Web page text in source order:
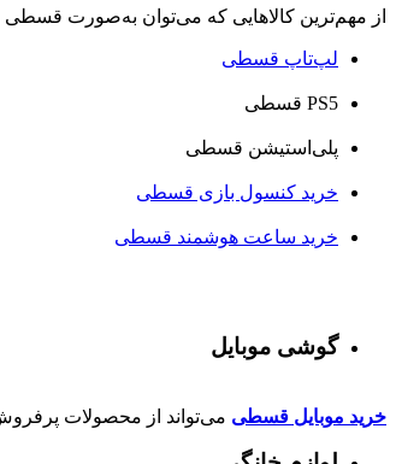
از مهم‌ترین کالاهایی که می‌توان به‌صورت قسطی
لپ‌تاپ قسطی
PS5 قسطی
پلی‌استیشن قسطی
خرید کنسول بازی قسطی
خرید ساعت هوشمند قسطی
گوشی موبایل
خرید موبایل قسطی می‌تواند از محصولات